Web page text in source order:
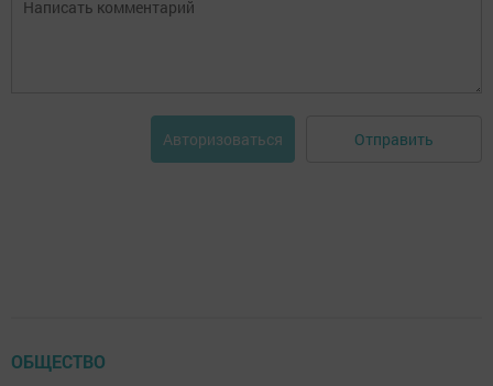
Авторизоваться Отправить
ОБЩЕСТВО